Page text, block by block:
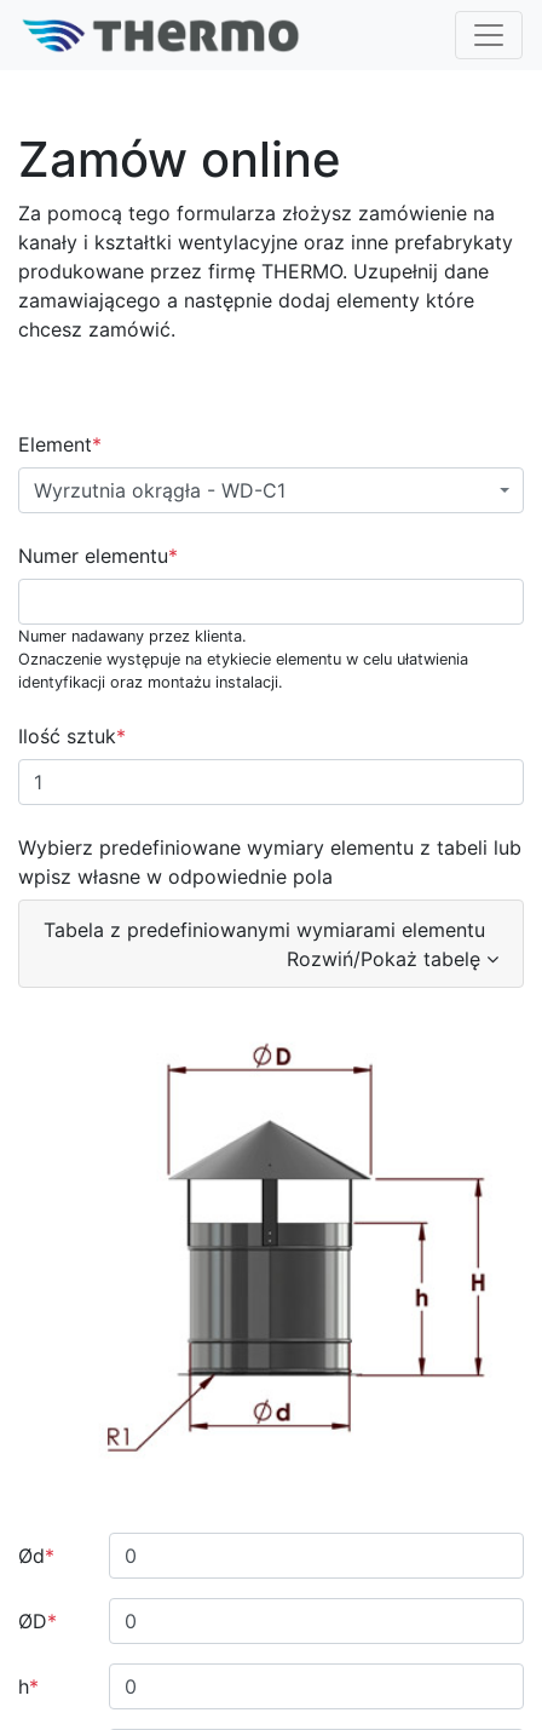
Zamów online
Za pomocą tego formularza złożysz zamówienie na
kanały i kształtki wentylacyjne oraz inne prefabrykaty
produkowane przez firmę THERMO. Uzupełnij dane
zamawiającego a następnie dodaj elementy które
chcesz zamówić.
Element*
Wyrzutnia okrągła - WD-C1
Numer elementu*
Numer nadawany przez klienta.
Oznaczenie występuje na etykiecie elementu w celu ułatwienia
identyfikacji oraz montażu instalacji.
Ilość sztuk*
Wybierz predefiniowane wymiary elementu z tabeli lub
wpisz własne w odpowiednie pola
Tabela z predefiniowanymi wymiarami elementu
Rozwiń/Pokaż tabelę
Ød*
ØD*
h*